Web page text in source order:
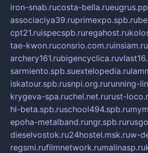
iron-snab.rucosta-bella.ru
associaciya39.ruprimexpo.spb.ru
cpt21.ruispecspb.ruregahost.ru
tae-kwon.ruconsrio.com.ruinsiam.ru
archery161.rubigencyclica.ru
sarmiento.spb.suextelopedia.ru
iskatour.spb.rusnpi.org.rurunning-
krygeva-spa.ruchel.net.rurust-
hl-beta.spb.ruschool494.spb.ru
epoha-metalband.rungr.spb.ru
dieselvostok.ru24hostel.msk.ruw-
regsmi.rufilmnetwork.rumalinasp.ru